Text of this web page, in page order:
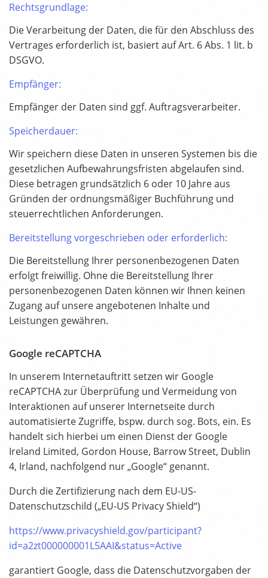
Rechtsgrundlage:
Die Verarbeitung der Daten, die für den Abschluss des
Vertrages erforderlich ist, basiert auf Art. 6 Abs. 1 lit. b
DSGVO.
Empfänger:
Empfänger der Daten sind ggf. Auftragsverarbeiter.
Speicherdauer:
Wir speichern diese Daten in unseren Systemen bis die
gesetzlichen Aufbewahrungsfristen abgelaufen sind.
Diese betragen grundsätzlich 6 oder 10 Jahre aus
Gründen der ordnungsmäßiger Buchführung und
steuerrechtlichen Anforderungen.
Bereitstellung vorgeschrieben oder erforderlich:
Die Bereitstellung Ihrer personenbezogenen Daten
erfolgt freiwillig. Ohne die Bereitstellung Ihrer
personenbezogenen Daten können wir Ihnen keinen
Zugang auf unsere angebotenen Inhalte und
Leistungen gewähren.
Google reCAPTCHA
In unserem Internetauftritt setzen wir Google
reCAPTCHA zur Überprüfung und Vermeidung von
Interaktionen auf unserer Internetseite durch
automatisierte Zugriffe, bspw. durch sog. Bots, ein. Es
handelt sich hierbei um einen Dienst der Google
Ireland Limited, Gordon House, Barrow Street, Dublin
4, Irland, nachfolgend nur „Google“ genannt.
Durch die Zertifizierung nach dem EU-US-
Datenschutzschild („EU-US Privacy Shield“)
https://www.privacyshield.gov/participant?
id=a2zt000000001L5AAI&status=Active
garantiert Google, dass die Datenschutzvorgaben der